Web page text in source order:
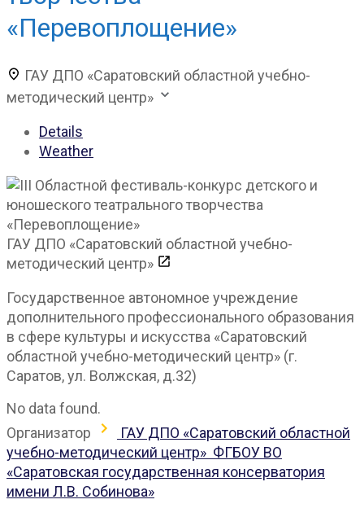
«Перевоплощение»
ГАУ ДПО «Саратовский областной учебно-
методический центр»
Details
Weather
ГАУ ДПО «Саратовский областной учебно-
методический центр»
Государственное автономное учреждение
дополнительного профессионального образования
в сфере культуры и искусства «Саратовский
областной учебно-методический центр» (г.
Саратов, ул. Волжская, д.32)
No data found.
Организатор
ГАУ ДПО «Саратовский областной
учебно-методический центр» ФГБОУ ВО
«Саратовская государственная консерватория
имени Л.В. Собинова»